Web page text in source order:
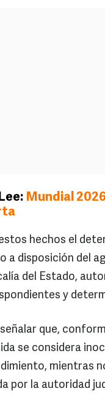
Mundial
hechos el
a disposición del
del Estado,
y
que,
se considera
mientras
por la autoridad